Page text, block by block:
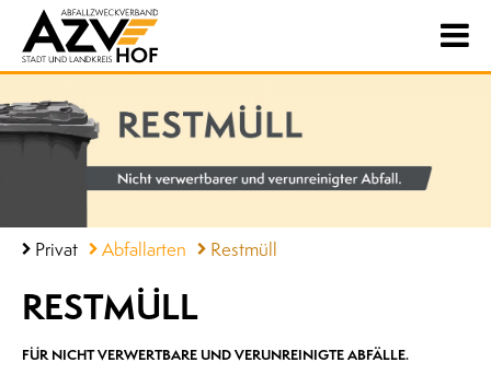
Privat Abfallarten Restmüll
RESTMÜLL
FÜR NICHT VERWERTBARE UND VERUNREINIGTE ABFÄLLE.